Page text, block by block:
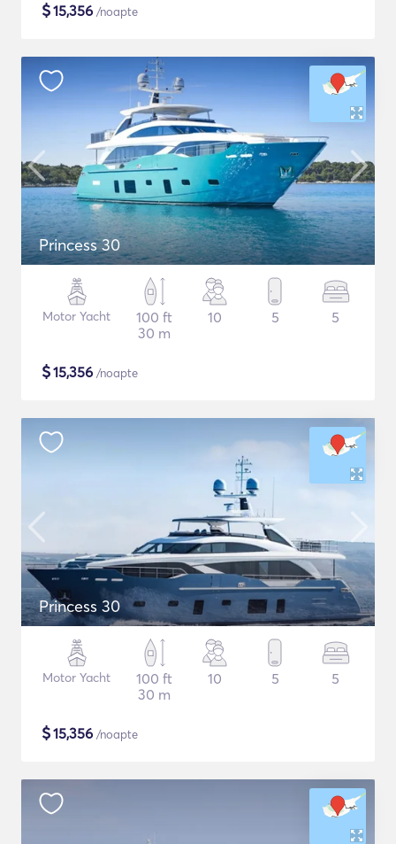
$15,356 /noapte
Princess 30
Motor Yacht
100 ft
30 m
10 5 5
$15,356 /noapte
Princess 30
Motor Yacht
100 ft
30 m
10 5 5
$15,356 /noapte